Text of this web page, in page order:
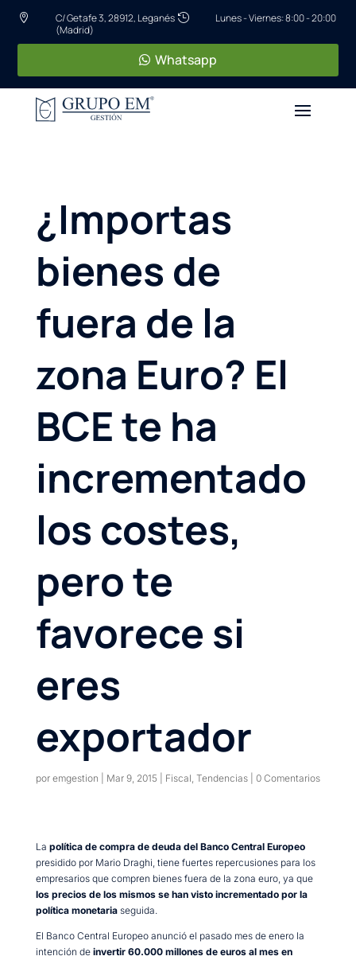

C/ Getafe 3, 28912, Leganés
(Madrid)
 Lunes - Viernes: 8:00 - 20:00
Whatsapp
¿Importas
bienes de
fuera de la
zona Euro? El
BCE te ha
incrementado
los costes,
pero te
favorece si
eres
exportador
por emgestion Mar 9, 2015 Fiscal Tendencias| 0 Comentarios
La política de compra de deuda del Banco Central Europeo
presidido por Mario Draghi, tiene fuertes repercusiones para los
empresarios que compren bienes fuera de la zona euro, ya que
los precios de los mismos se han visto incrementado por la
política monetariaseguida.
El Banco Central Europeo anunció el pasado mes de enero la
intención de invertir 60.000 millones de euros al mes en